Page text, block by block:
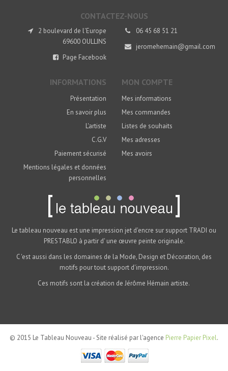
CONTACTEZ-NOUS
2 boulevard de l'Europe
69600 OULLINS
Page Facebook
06 45 68 51 21
jeromehemain@gmail.com
INFORMATIONS
Présentation
En savoir plus
L'artiste
C.G.V
Paiement sécurisé
Mentions légales et données
personnelles
MON COMPTE
Mes informations
Mes commandes
Listes de souhaits
Mes adresses
Mes avoirs
Le tableau nouveau est une impression jet d'encre sur support TRADI ou
PRESTABLO à partir d' une œuvre peinte originale.
C 'est aussi dans les domaines de la Mode, Design et Décoration, des
motifs pour tout support d'impression.
Ces motifs sont la création de Jérôme Hémain artiste.
© 2015 Le Tableau Nouveau - Site réalisé par l'agence Pierre Papier Pixel.